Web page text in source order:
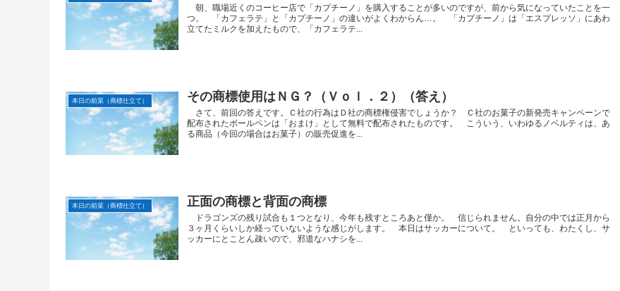
朝、職場近くのコーヒー店で「カプチーノ」を購入することが多いのですが、前から気になっていたことを一
つ。 「カフェラテ」と「カプチーノ」の違いがよくわからん…。 「カプチーノ」は「エスプレッソ」にあわ
立てたミルクを加えたもので、「カフェラテ...
本日の前菜（商標仕立て） その商標使用はＮＧ？（Ｖｏｌ．２）（答え）
さて、前回の答えです。Ｃ社の行為はＤ社の商標権侵害でしょうか？ Ｃ社のお菓子の新発売キャンペーンで
配布されたボールペンは「おまけ」として無料で配布されたものです。 こういう、いわゆるノベルティは、あ
る商品（今回の場合はお菓子）の販売促進を...
本日の前菜（商標仕立て） 正面の商標と背面の商標
ドラゴンズの残り試合も１つとなり、今年も残すところあと僅か。 信じられません。自分の中では正月から
３ヶ月くらいしか経っていないような感じがします。 本日はサッカーについて。 といっても、わたくし、サ
ッカーにとことん疎いので、邪道なハナシを...